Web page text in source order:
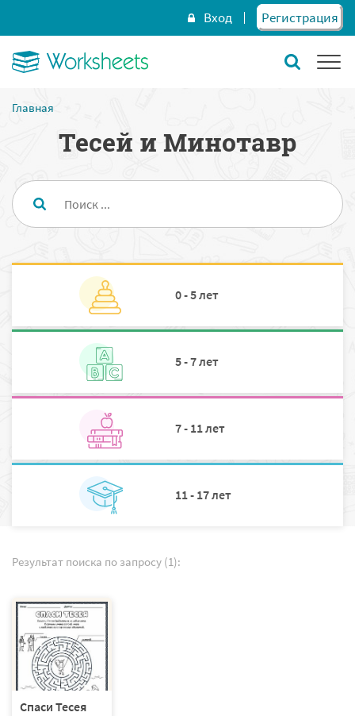
Вход Регистрация
Главная
Тесей и Минотавр
0 - 5 лет
5 - 7 лет
7 - 11 лет
11 - 17 лет
Результат поиска по запросу (1):
Спаси Тесея